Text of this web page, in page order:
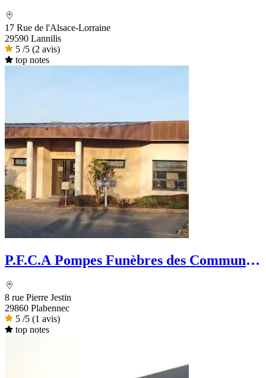
17 Rue de l'Alsace-Lorraine
29590 Lannilis
5 /5 (2 avis)
top notes
P.F.C.A Pompes Funèbres des Communes
8 rue Pierre Jestin
29860 Plabennec
5 /5 (1 avis)
top notes